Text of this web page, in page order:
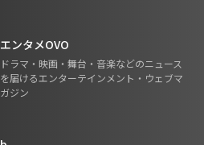
エンタメOVO
ドラマ・映画・舞台・音楽などのニュース
を届けるエンターテインメント・ウェブマ
ガジン